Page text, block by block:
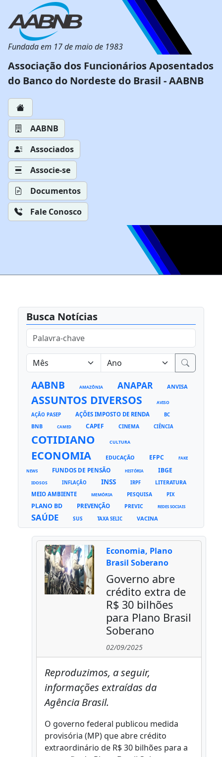
Fundada em 17 de maio de 1983
Associação dos Funcionários Aposentados
do Banco do Nordeste do Brasil - AABNB
AABNB
Associados
Associe-se
Documentos
Fale Conosco
Busca Notícias
AABNB AMAZÔNIA ANAPAR ANVISA
ASSUNTOS DIVERSOS AVISO
AÇÃO PASEP AÇÕES IMPOSTO DE RENDA BC
BNB CAMED CAPEF CINEMA CIÊNCIA
COTIDIANO CULTURA
ECONOMIA EDUCAÇÃO EFPC FAKE
NEWS FUNDOS DE PENSÃO HISTÓRIA IBGE
IDOSOS INFLAÇÃO INSS IRPF LITERATURA
MEIO AMBIENTE MEMÓRIA PESQUISA PIX
PLANO BD PREVENÇÃO PREVIC REDES SOCIAIS
SAÚDE SUS TAXA SELIC VACINA
Economia, Plano
Brasil Soberano
Governo abre
crédito extra de
R$ 30 bilhões
para Plano Brasil
Soberano
02/09/2025
Reproduzimos, a seguir,
informações extraídas da
Agência Brasil.
O governo federal publicou medida
provisória (MP) que abre crédito
extraordinário de R$ 30 bilhões para a